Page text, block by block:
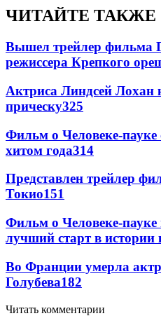
ЧИТАЙТЕ ТАКЖЕ
Вышел трейлер фильма
режиссера Крепкого
Актриса Линдсей Лохан
прическу325
Фильм о Человеке-
хитом года314
Представлен трейлер
Токио151
Фильм о Человеке-пауке
лучший старт в истории
Во Франции умерла
Голубева182
Читать комментарии